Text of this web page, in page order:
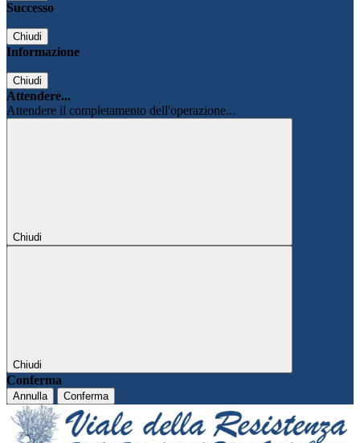
Successo
Chiudi
Informazione
Chiudi
Attendere...
Attendere il completamento dell'operazione...
Chiudi
Chiudi
Conferma
Annulla Conferma